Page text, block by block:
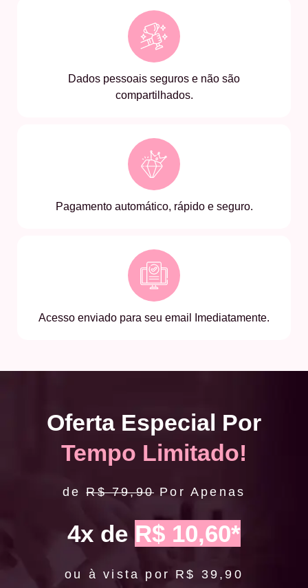
Dados pessoais seguros e não são
compartilhados.
Pagamento automático, rápido e seguro.
Acesso enviado para seu email Imediatamente.
Oferta Especial Por
Tempo Limitado!
deR$ 79,90 Por Apenas
4x de R$ 10,60*
ou à vista por R$ 39,90